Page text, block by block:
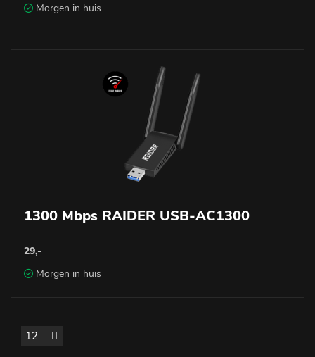
Morgen in huis
1300 Mbps RAIDER USB-AC1300
29,-
Morgen in huis